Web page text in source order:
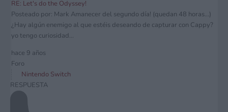
RE: Let's do the Odyssey!
Posteado por: Mark Amanecer del segundo día! (quedan 48 horas...)
¿Hay algún enemigo al que estéis deseando de capturar con Cappy?
yo tengo curiosidad...
hace 9 años
Foro
Nintendo Switch
RESPUESTA